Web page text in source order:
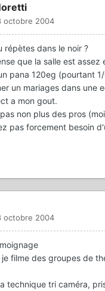
octobre 2004
répètes dans le noir ?
que la salle est assez
pana 120eg (pourtant
un mariages dans une
a mon gout.
non plus des pros
pas forcement besoin
octobre 2004
filme des groupes de
technique tri caméra,